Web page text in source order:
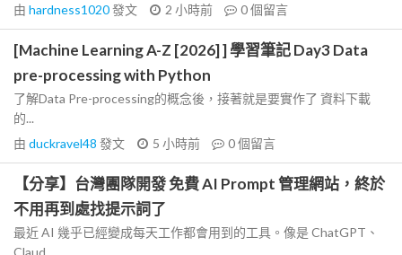
由 hardness1020發文 2 小時前 0個留言
[Machine Learning A-Z [2026] ] 學習筆記 Day3 Data
pre-processing with Python
了解Data Pre-processing的概念後，接著就是要實作了 資料下載
的...
由 duckravel48 發文 5 小時前 0個留言
【分享】台灣團隊開發 免費 AI Prompt 管理網站，終於
不用再到處找提示詞了
最近 AI 幾乎已經變成每天工作都會用到的工具。像是 ChatGPT、
Claud...